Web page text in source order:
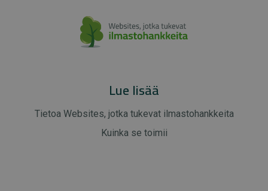
Lue lisää
Tietoa Websites, jotka tukevat ilmastohankkeita
Kuinka se toimii